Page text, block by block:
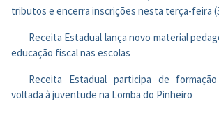
tributos e encerra inscrições nesta terça-feira
Receita Estadual lança novo material
educação fiscal nas escolas
Receita Estadual participa de
voltada à juventude na Lomba do Pinheiro